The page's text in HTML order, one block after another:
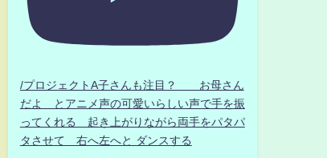
/プロジェクトA子さんも注目？ お母さん
だよ とアニメ声の可愛いらしい声で手を振
ってくれる 起き上がりながら両手をパタパ
タさせて 右へ左へと ダンスする